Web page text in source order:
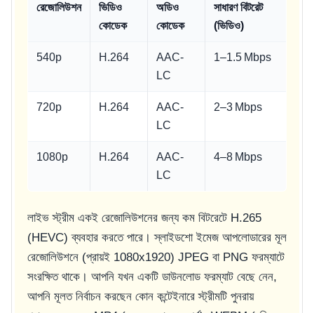
রেজোলিউশন
ভিডিও
কোডেক
অডিও
কোডেক
সাধারণ বিটরেট
(ভিডিও)
540p H.264
AAC-
LC
1–1.5 Mbps
720p H.264
AAC-
LC
2–3 Mbps
1080p H.264
AAC-
LC
4–8 Mbps
লাইভ স্ট্রীম একই রেজোলিউশনের জন্য কম বিটরেটে H.265
(HEVC) ব্যবহার করতে পারে। স্লাইডশো ইমেজ আপলোডারের মূল
রেজোলিউশনে (প্রায়ই 1080x1920) JPEG বা PNG ফরম্যাটে
সংরক্ষিত থাকে। আপনি যখন একটি ডাউনলোড ফরম্যাট বেছে নেন,
আপনি মূলত নির্বাচন করছেন কোন কন্টেইনারে স্ট্রীমটি পুনরায়